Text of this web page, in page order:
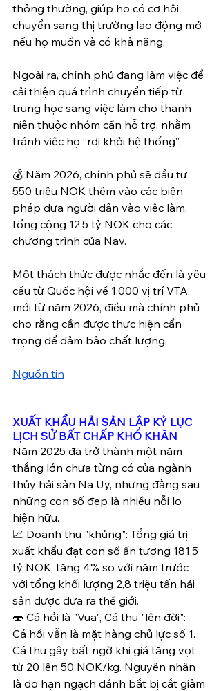
thông thường, giúp họ có cơ hội
chuyển sang thị trường lao động mở
nếu họ muốn và có khả năng.
Ngoài ra, chính phủ đang làm việc để
cải thiện quá trình chuyển tiếp từ
trung học sang việc làm cho thanh
niên thuộc nhóm cần hỗ trợ, nhằm
tránh việc họ “rơi khỏi hệ thống”.
💰 Năm 2026, chính phủ sẽ đầu tư
550 triệu NOK thêm vào các biện
pháp đưa người dân vào việc làm,
tổng cộng 12,5 tỷ NOK cho các
chương trình của Nav.
Một thách thức được nhắc đến là yêu
cầu từ Quốc hội về 1.000 vị trí VTA
mới từ năm 2026, điều mà chính phủ
cho rằng cần được thực hiện cẩn
trọng để đảm bảo chất lượng.
Nguồn tin
XUẤT KHẨU HẢI SẢN LẬP KỶ LỤC
LỊCH SỬ BẤT CHẤP KHÓ KHĂN
Năm 2025 đã trở thành một năm
thắng lớn chưa từng có của ngành
thủy hải sản Na Uy, nhưng đằng sau
những con số đẹp là nhiều nỗi lo
hiện hữu.
📈 Doanh thu "khủng": Tổng giá trị
xuất khẩu đạt con số ấn tượng 181,5
tỷ NOK, tăng 4% so với năm trước
với tổng khối lượng 2,8 triệu tấn hải
sản được đưa ra thế giới.
🍣 Cá hồi là "Vua", Cá thu "lên đời":
Cá hồi vẫn là mặt hàng chủ lực số 1.
Cá thu gây bất ngờ khi giá tăng vọt
từ 20 lên 50 NOK/kg. Nguyên nhân
là do hạn ngạch đánh bắt bị cắt giảm